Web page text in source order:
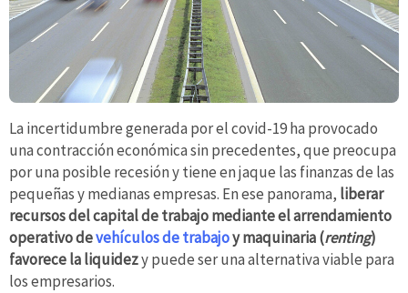
La incertidumbre generada por el covid-19 ha provocado
una contracción económica sin precedentes, que preocupa
por una posible recesión y tiene en jaque las finanzas de las
pequeñas y medianas empresas. En ese panorama, liberar
recursos del capital de trabajo mediante el arrendamiento
operativo devehículos de trabajoy maquinaria (renting)
favorece la liquidezy puede ser una alternativa viable para
los empresarios.